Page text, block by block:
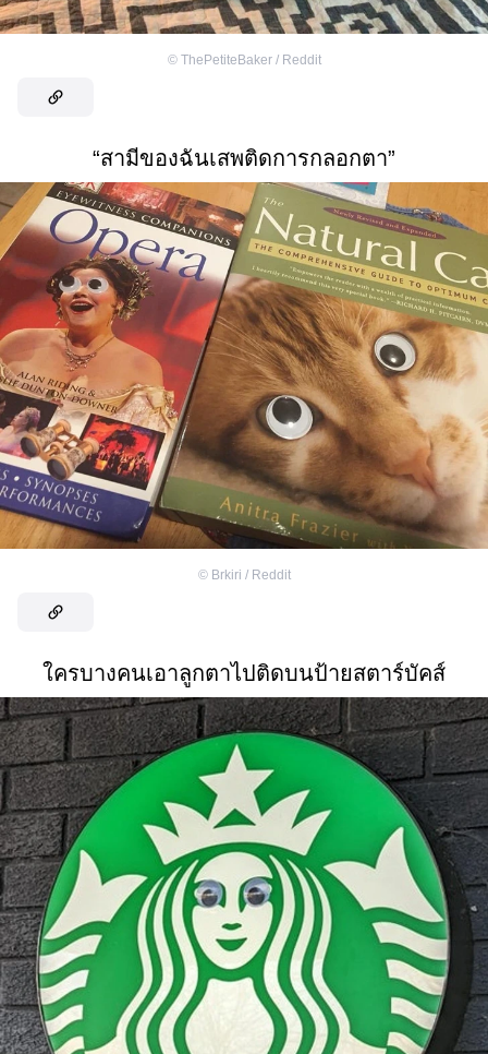
© ThePetiteBaker / Reddit
“สามีของฉันเสพติดการกลอกตา”
© Brkiri / Reddit
ใครบางคนเอาลูกตาไปติดบนป้ายสตาร์บัคส์